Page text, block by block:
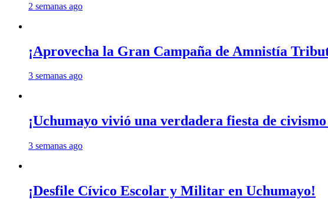
2 semanas ago
¡Aprovecha la Gran Campaña de Amnistía
3 semanas ago
¡Uchumayo vivió una verdadera fiesta de
3 semanas ago
¡Desfile Cívico Escolar y Militar en Uchumayo!